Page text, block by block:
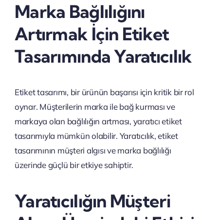
Marka Bağlılığını
Artırmak İçin Etiket
Tasarımında Yaratıcılık
Etiket tasarımı, bir ürünün başarısı için kritik bir rol
oynar. Müşterilerin marka ile bağ kurması ve
markaya olan bağlılığın artması, yaratıcı etiket
tasarımıyla mümkün olabilir. Yaratıcılık, etiket
tasarımının müşteri algısı ve marka bağlılığı
üzerinde güçlü bir etkiye sahiptir.
Yaratıcılığın Müşteri